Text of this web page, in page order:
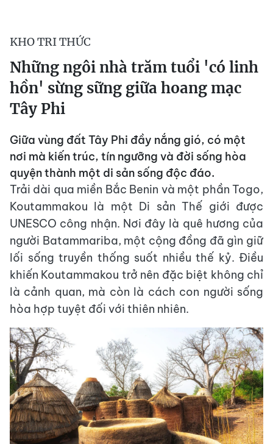
KHO TRI THỨC
Những ngôi nhà trăm tuổi 'có linh
hồn' sừng sững giữa hoang mạc
Tây Phi
Giữa vùng đất Tây Phi đầy nắng gió, có một
nơi mà kiến trúc, tín ngưỡng và đời sống hòa
quyện thành một di sản sống độc đáo.
Trải dài qua miền Bắc Benin và một phần Togo,
Koutammakou là một Di sản Thế giới được
UNESCO công nhận. Nơi đây là quê hương của
người Batammariba, một cộng đồng đã gìn giữ
lối sống truyền thống suốt nhiều thế kỷ. Điều
khiến Koutammakou trở nên đặc biệt không chỉ
là cảnh quan, mà còn là cách con người sống
hòa hợp tuyệt đối với thiên nhiên.